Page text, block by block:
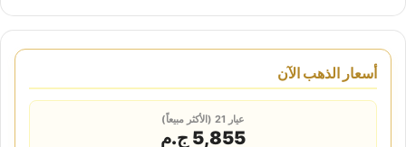
أسعار الذهب الآن
عيار 21 (الأكثر مبيعاً)
5,855 ج.م